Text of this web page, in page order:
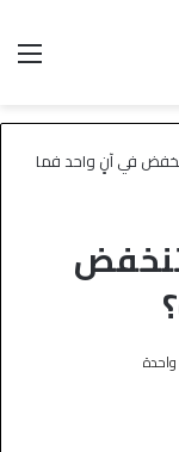
في آنٍ واحد فما
تنخفض